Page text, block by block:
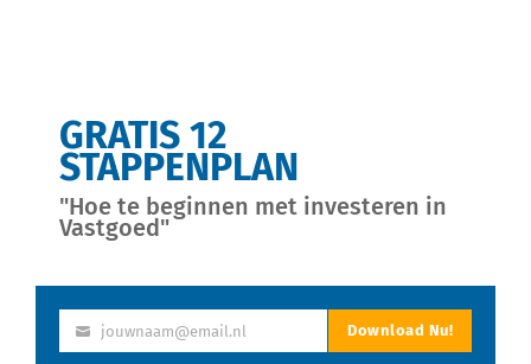
GRATIS 12
STAPPENPLAN
"Hoe te beginnen met investeren in
Vastgoed"
Jouw
jouwnaam@email.nl Download Nu!